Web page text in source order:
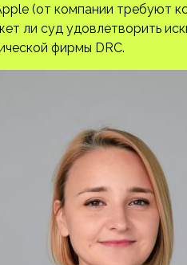
(от компании требуют
ли суд удовлетворить
фирмы DRC.